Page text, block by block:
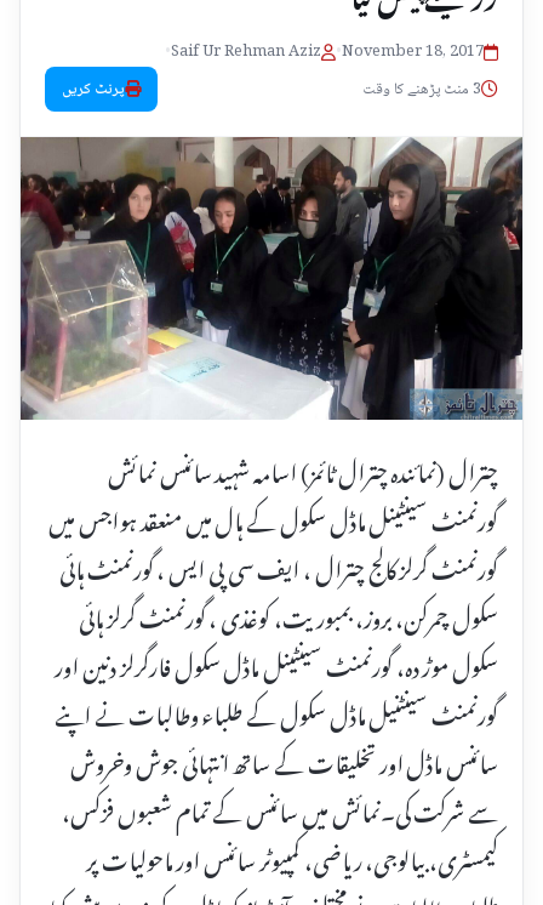
November 18, 2017
•
Saif Ur Rehman Aziz
•
3 منٹ پڑھنے کا وقت
پرنٹ کریں
چترال (نمائندہ چترال ٹائمز) اسامہ شہید سائنس نمائش
گورنمنٹ سینٹینل ماڈل سکول کے ہال میں منعقد ہواجس میں
گورنمنٹ گرلز کالج چترال ، ایف سی پی ایس ، گورنمنٹ ہائی
سکول چمرکن، بروز، بمبوریت، کوغذی ، گورنمنٹ گرلز ہائی
سکول موڑ دہ، گورنمنٹ سینٹینل ماڈل سکول فارگرلز دنین اور
گورنمنٹ سینٹنیل ماڈل سکول کے طلباء وطالبات نے اپنے
سائنس ماڈل اور تخلیقات کے ساتھ انتہائی جوش وخروش
سے شرکت کی۔نمائش میں سائنس کے تمام شعبوں فزکس،
کیمسٹری، بیالوجی، ریاضی، کمپیوٹر سائنس اور ماحولیات پر